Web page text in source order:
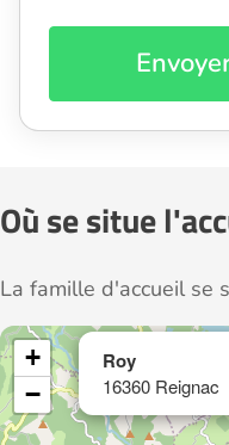
Où se situe
La famille d'accueil se
Roy
16360 Reignac
+
−